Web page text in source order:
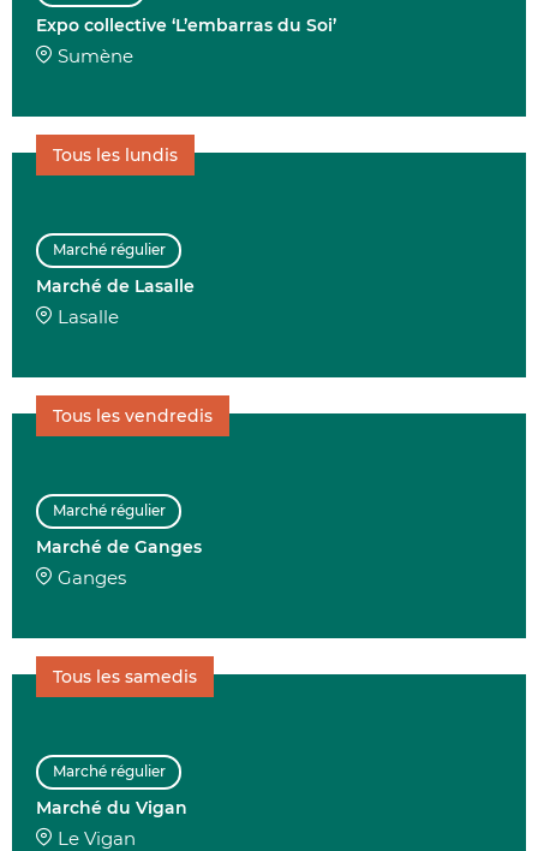
Expo collective ‘L’embarras du Soi’
Sumène
Marché régulier
Marché de Lasalle
Lasalle
Tous les lundis
Marché régulier
Marché de Ganges
Ganges
Tous les vendredis
Marché régulier
Marché du Vigan
Le Vigan
Tous les samedis